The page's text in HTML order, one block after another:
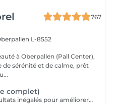
767
L-8552
à Oberpallen (Pall Center),
sérénité et de calme, prêt
complet)
Procell Thérapies offre des résultats inégalés pour améliorer l'apparence des rides et ridules, des cicatrices d'acné et des dommages causés par le soleil. Avec une irritation minimale, les traitements Procell sont sûrs, non invasifs, efficaces et fournissent des résultats qui parlent d'eux-mêmes. Ce n'est pas un hasard si Procell Thérapies est devenu le leader du microneedling..